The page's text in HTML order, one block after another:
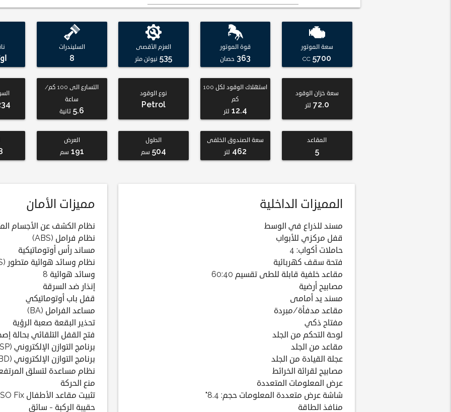
سعة الموتور
5700
CC
قوة الموتور
363 حصان
العزم الأقصى
535 نيوتن.متر
السليندرات
8
سعة خزان الوقود
72.0 لتر
استهلاك الوقود لكل 100
كم
12.4 لتر
نوع الوقود
Petrol
التسارع الى 100 كم/
ساعة
5.6 ثانية
المقاعد
5
سعة الصندوق الخلفى
462 لتر
الطول
504 سم
العرض
191 سم
المميزات الداخلية
مسند للذراع في الوسط
قفل مركزي للأبواب
حاملات أكواب: 4
فتحة سقف كهربائية
مقاعد خلفية قابلة للطى تقسيم 60:40
مصابيح أرضية
مسند يد أمامى
مقاعد مدفأة/مبردة
مفتاح ذكي
لوحة التحكم من الجلد
مقاعد من الجلد
عجلة القيادة من الجلد
مصابيح لقرائة الخرائط
عرض المعلومات المتعددة
شاشة عرض متعددة المعلومات حجم: 8.4"
منافذ الطاقة
مميزات الأمان
نظام الكشف عن الأجسام
نظام فرامل (ABS)
مساند رأس أوتوماتيكية
نظام وسائد هوائية متطور (AABS)
وسائد هوائية 8
إنذار ضد السرقة
قفل باب أوتوماتيكي
مساعد الفرامل (BA)
تحذير البقعة صعبة الرؤية
فتح القفل التلقائي بحالة
برنامج التوازن الإلكتروني (ESP)
برنامج التوازن الإلكتروني (EBD)
نظام مساعدة لتسلق
منع الحركة
تثبيت مقاعد الأطفال ISO Fix
حقيبة الركبة - سائق